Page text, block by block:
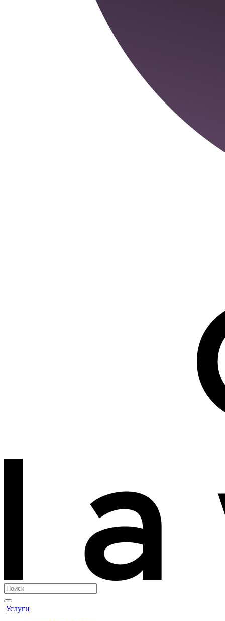
Услуги